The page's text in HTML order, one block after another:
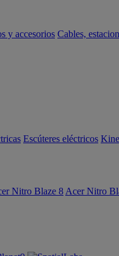
y accesorios Cables,
Escúteres eléctricos
Nitro Blaze 8 Acer Nitro